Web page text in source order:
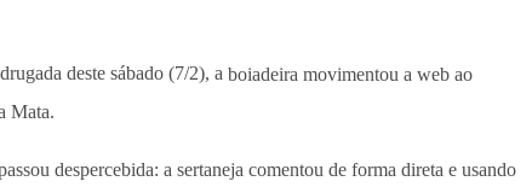
deste sábado (7/2), a boiadeira movimentou a web ao
Mata.
despercebida: a sertaneja comentou de forma direta e usando